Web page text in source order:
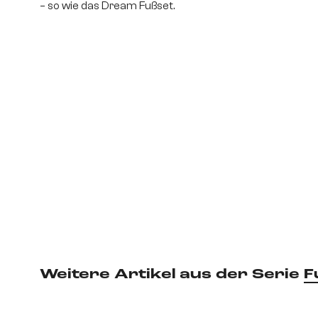
– so wie das Dream Fußset.
Weitere Artikel aus der Serie